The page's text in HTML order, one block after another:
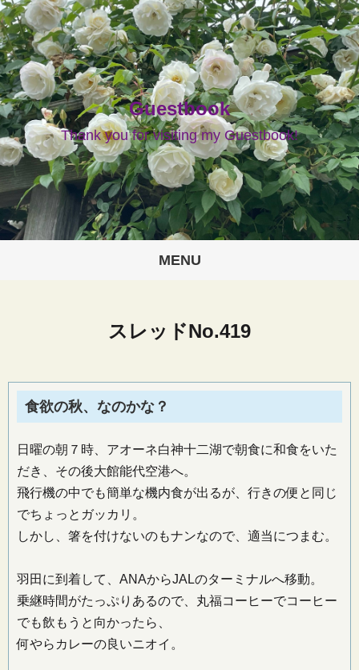
Guestbook
Thank you for visiting my Guestbook!
MENU
スレッドNo.419
食欲の秋、なのかな？
日曜の朝７時、アオーネ白神十二湖で朝食に和食をいた
だき、その後大館能代空港へ。
飛行機の中でも簡単な機内食が出るが、行きの便と同じ
でちょっとガッカリ。
しかし、箸を付けないのもナンなので、適当につまむ。
羽田に到着して、ANAからJALのターミナルへ移動。
乗継時間がたっぷりあるので、丸福コーヒーでコーヒー
でも飲もうと向かったら、
何やらカレーの良いニオイ。